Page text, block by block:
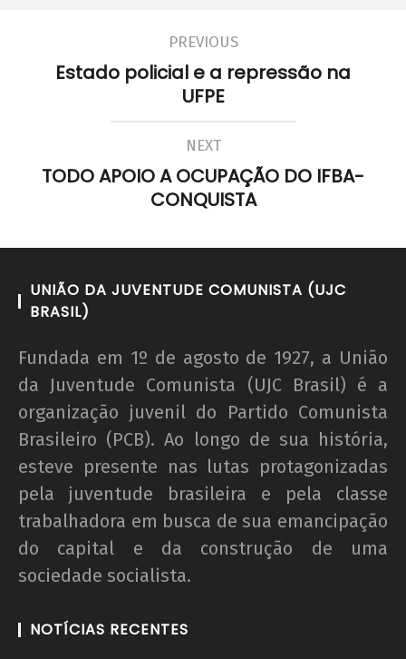
Manifesto por uma Universidade Popular para
21 de
PREVIOUS
Estado policial e a repressão na
UFPE
NEXT
TODO APOIO A OCUPAÇÃO DO IFBA-
CONQUISTA
UNIÃO DA JUVENTUDE COMUNISTA (UJC
BRASIL)
Fundada em 1º de agosto de 1927, a União
da Juventude Comunista (UJC Brasil) é a
organização juvenil do Partido Comunista
Brasileiro (PCB). Ao longo de sua história,
esteve presente nas lutas protagonizadas
pela juventude brasileira e pela classe
trabalhadora em busca de sua emancipação
do capital e da construção de uma
sociedade socialista.
NOTÍCIAS RECENTES